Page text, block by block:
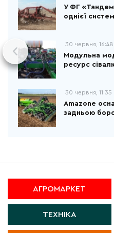
У ФГ
однієї
30 червня, 16:48
Модульна
ресурс
30 червня, 11:35
Amazone
задньою
АГРОМАРКЕТ
ТЕХНІКА